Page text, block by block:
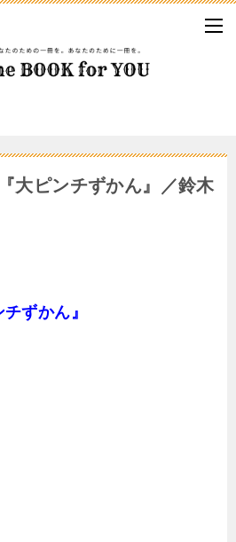
大ピンチずかん』／鈴木
ずかん』